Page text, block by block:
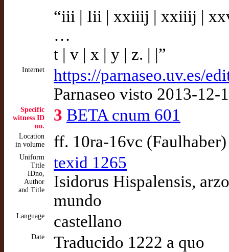
“iii | Iii | xxiiij | xxiiij |
…
t | v | x | y | z. | |”
Internet
https://parnaseo.uv.es/
Parnaseo visto 2013-12-
Specific
witness ID
no.
3 BETA cnum 601
Location
in volume
ff. 10ra-16vc (Faulhaber)
Uniform
Title
IDno,
Author
and Title
texid 1265
Isidorus Hispalensis,
mundo
Language castellano
Date Traducido 1222 a quo